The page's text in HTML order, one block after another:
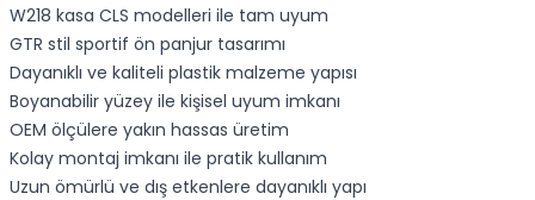
W218 kasa CLS modelleri ile tam uyum
GTR stil sportif ön panjur tasarımı
Dayanıklı ve kaliteli plastik malzeme yapısı
Boyanabilir yüzey ile kişisel uyum imkanı
OEM ölçülere yakın hassas üretim
Kolay montaj imkanı ile pratik kullanım
Uzun ömürlü ve dış etkenlere dayanıklı yapı